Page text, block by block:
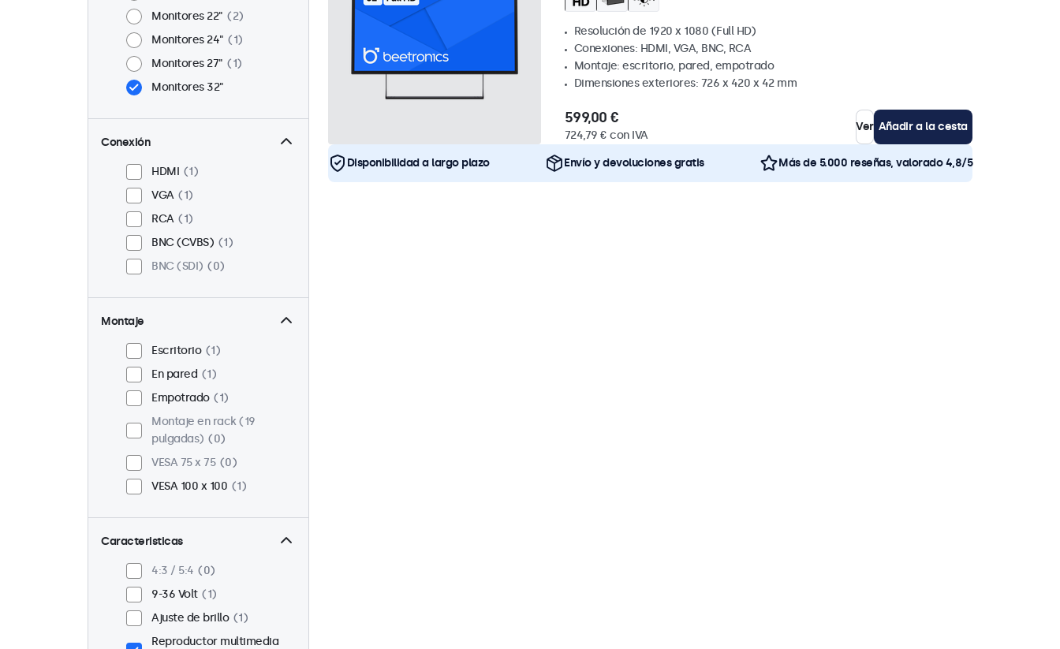
Monitores 22"
2
Monitores 24"
1
Monitores 27"
1
Monitores 32"
Conexión
HDMI
1
VGA
1
RCA
1
BNC (CVBS)
1
BNC (SDI)
0
Montaje
Escritorio
1
En pared
1
Empotrado
1
Montaje en rack (19
pulgadas)
0
VESA 75 x 75
0
VESA 100 x 100
1
Caracteristicas
4:3 / 5:4
0
9-36 Volt
1
Ajuste de brillo
1
Reproductor multimedia
Resolución de 1920 x 1080 (Full HD)
Conexiones: HDMI, VGA, BNC, RCA
Montaje: escritorio, pared, empotrado
Dimensiones exteriores: 726 x 420 x 42 mm
599,00 €
724,79 € con IVA
Ver Añadir a la cesta
Disponibilidad a largo plazo Envío y devoluciones gratis Más de 5.000 reseñas, valorado 4,8/5